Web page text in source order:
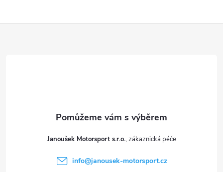
ý
Janoušek Motorsport s.r.o.
info@janousek-motorsport.cz